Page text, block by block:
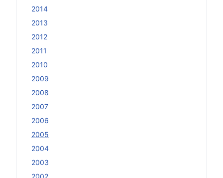
2014
2013
2012
2011
2010
2009
2008
2007
2006
2005
2004
2003
2002